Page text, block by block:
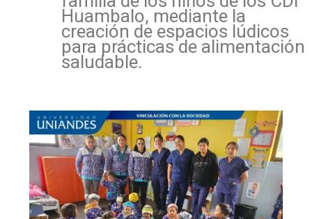
Huambalo, mediante la
creación de espacios lúdicos
para prácticas de alimentación
saludable.